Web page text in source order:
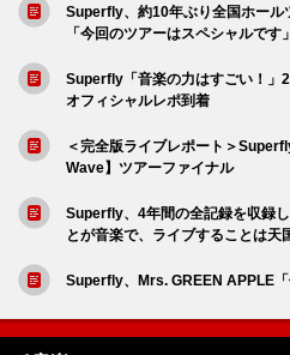
Superfly、約10年ぶり全国ホー
「今回のツアーはスペシャルです」
Superfly「音楽の力はすごい！」
オフィシャルレポ到着
＜完全版ライブレポート＞
Wave】ツアーファイナル
Superfly、4年間の全記録を収録
とが音楽で、ライブすることは天
Superfly、Mrs. GREEN APPLE